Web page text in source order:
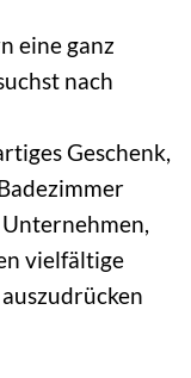
eine ganz
nach
Geschenk,
vielfältige